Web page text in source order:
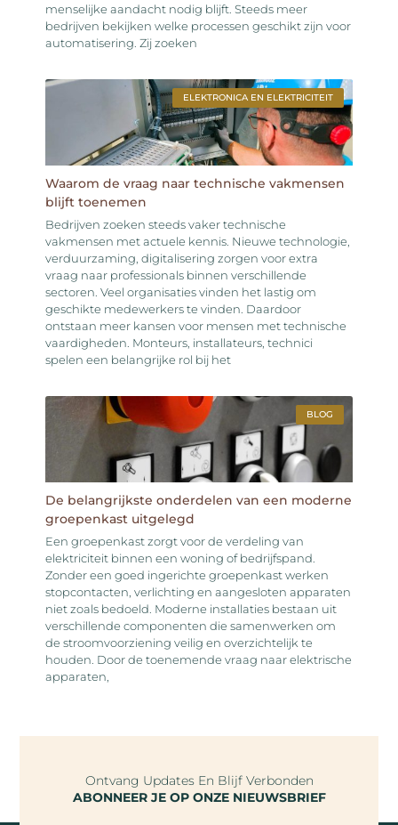
menselijke aandacht nodig blijft. Steeds meer
bedrijven bekijken welke processen geschikt zijn voor
automatisering. Zij zoeken
ELEKTRONICA EN ELEKTRICITEIT
Waarom de vraag naar technische vakmensen
blijft toenemen
Bedrijven zoeken steeds vaker technische
vakmensen met actuele kennis. Nieuwe technologie,
verduurzaming, digitalisering zorgen voor extra
vraag naar professionals binnen verschillende
sectoren. Veel organisaties vinden het lastig om
geschikte medewerkers te vinden. Daardoor
ontstaan meer kansen voor mensen met technische
vaardigheden. Monteurs, installateurs, technici
spelen een belangrijke rol bij het
BLOG
De belangrijkste onderdelen van een moderne
groepenkast uitgelegd
Een groepenkast zorgt voor de verdeling van
elektriciteit binnen een woning of bedrijfspand.
Zonder een goed ingerichte groepenkast werken
stopcontacten, verlichting en aangesloten apparaten
niet zoals bedoeld. Moderne installaties bestaan uit
verschillende componenten die samenwerken om
de stroomvoorziening veilig en overzichtelijk te
houden. Door de toenemende vraag naar elektrische
apparaten,
Ontvang Updates En Blijf Verbonden
ABONNEER JE OP ONZE NIEUWSBRIEF